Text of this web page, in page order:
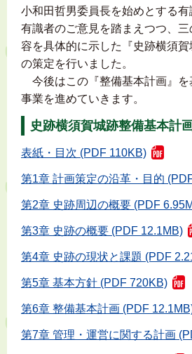
小和田哲男委員長を始めとする有
有識者のご意見を踏まえつつ、
容を具体的に示した『史跡横須賀
の策定を行いました。
今後はこの『整備基本計画』を
事業を進めていきます。
史跡横須賀城跡整備基本計
表紙・目次 (PDF 110KB)
第1章 計画策定の沿革・目的
第2章 史跡周辺の概要 (PDF
第3章 史跡の概要 (PDF 12.1MB)
第4章 史跡の現状と課題 (PDF
第5章 基本方針 (PDF 720KB)
第6章 整備基本計画 (PDF
第7章 管理・運営に関する計画